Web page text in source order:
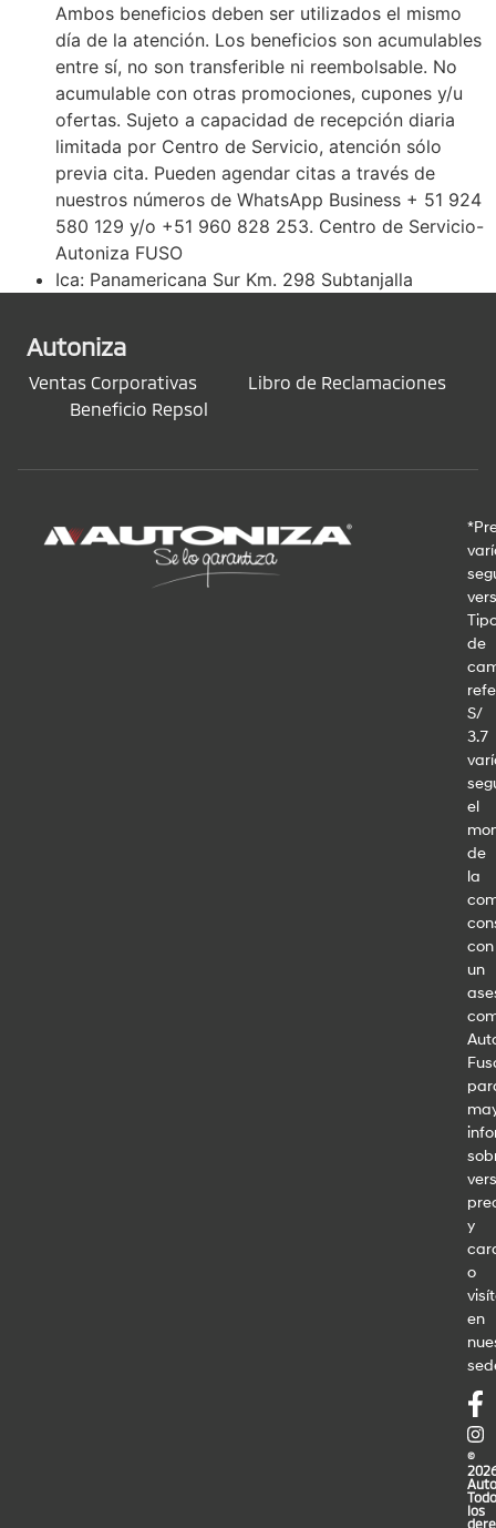
Ambos beneficios deben ser utilizados el mismo
día de la atención. Los beneficios son acumulables
entre sí, no son transferible ni reembolsable. No
acumulable con otras promociones, cupones y/u
ofertas. Sujeto a capacidad de recepción diaria
limitada por Centro de Servicio, atención sólo
previa cita. Pueden agendar citas a través de
nuestros números de WhatsApp Business + 51 924
580 129 y/o +51 960 828 253. Centro de Servicio-
Autoniza FUSO
Ica: Panamericana Sur Km. 298 Subtanjalla
Autoniza
Ventas Corporativas
Libro de Reclamaciones
Beneficio Repsol
©
los
de
S/
3.7
el
de
la
con
un
y
o
en